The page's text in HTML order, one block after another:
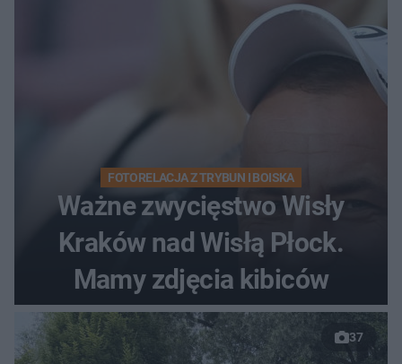
FOTORELACJA Z TRYBUN I BOISKA
Ważne zwycięstwo Wisły
Kraków nad Wisłą Płock.
Mamy zdjęcia kibiców
37